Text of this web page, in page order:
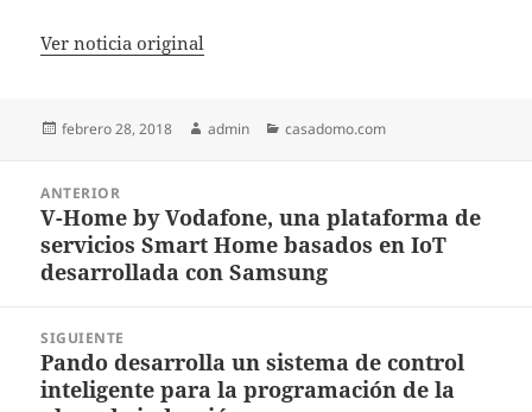
Ver noticia original
Publicado
febrero 28, 2018 Autor
admin Categorías
casadomo.com
entradas
ANTERIOR
Entrada
anterior:
V-Home by Vodafone, una plataforma de
servicios Smart Home basados en IoT
desarrollada con Samsung
SIGUIENTE
Entrada
siguiente:
Pando desarrolla un sistema de control
inteligente para la programación de la